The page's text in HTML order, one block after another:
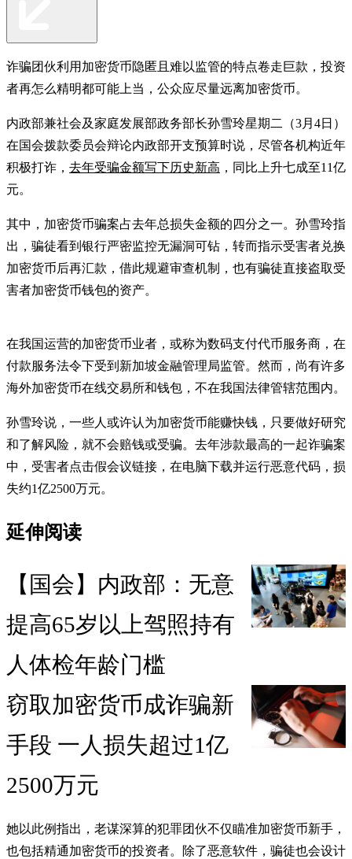
诈骗团伙利用加密货币隐匿且难以监管的特点卷走巨款，投资
者再怎么精明都可能上当，公众应尽量远离加密货币。
内政部兼社会及家庭发展部政务部长孙雪玲星期二（3月4日）
在国会拨款委员会辩论内政部开支预算时说，尽管各机构近年
积极打诈， 去年受骗金额写下历史新高 ，同比上升七成至11亿
元。
其中，加密货币骗案占去年总损失金额的四分之一。孙雪玲指
出，骗徒看到银行严密监控无漏洞可钻，转而指示受害者兑换
加密货币后再汇款，借此规避审查机制，也有骗徒直接盗取受
害者加密货币钱包的资产。
在我国运营的加密货币业者，或称为数码支付代币服务商，在
付款服务法令下受到新加坡金融管理局监管。然而，尚有许多
海外加密货币在线交易所和钱包，不在我国法律管辖范围内。
孙雪玲说，一些人或许认为加密货币能赚快钱，只要做好研究
和了解风险，就不会赔钱或受骗。去年涉款最高的一起诈骗案
中，受害者点击假会议链接，在电脑下载并运行恶意代码，损
失约1亿2500万元。
延伸阅读
【国会】内政部：无意
提高65岁以上驾照持有
人体检年龄门槛
窃取加密货币成诈骗新
手段 一人损失超过1亿
2500万元
她以此例指出，老谋深算的犯罪团伙不仅瞄准加密货币新手，
也包括精通加密货币的投资者。除了恶意软件，骗徒也会设计